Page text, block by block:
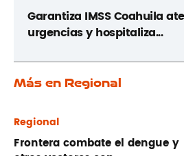
Garantiza IMSS Coahuila
urgencias y hospitaliza...
Más en Regional
Regional
Frontera combate el dengue y